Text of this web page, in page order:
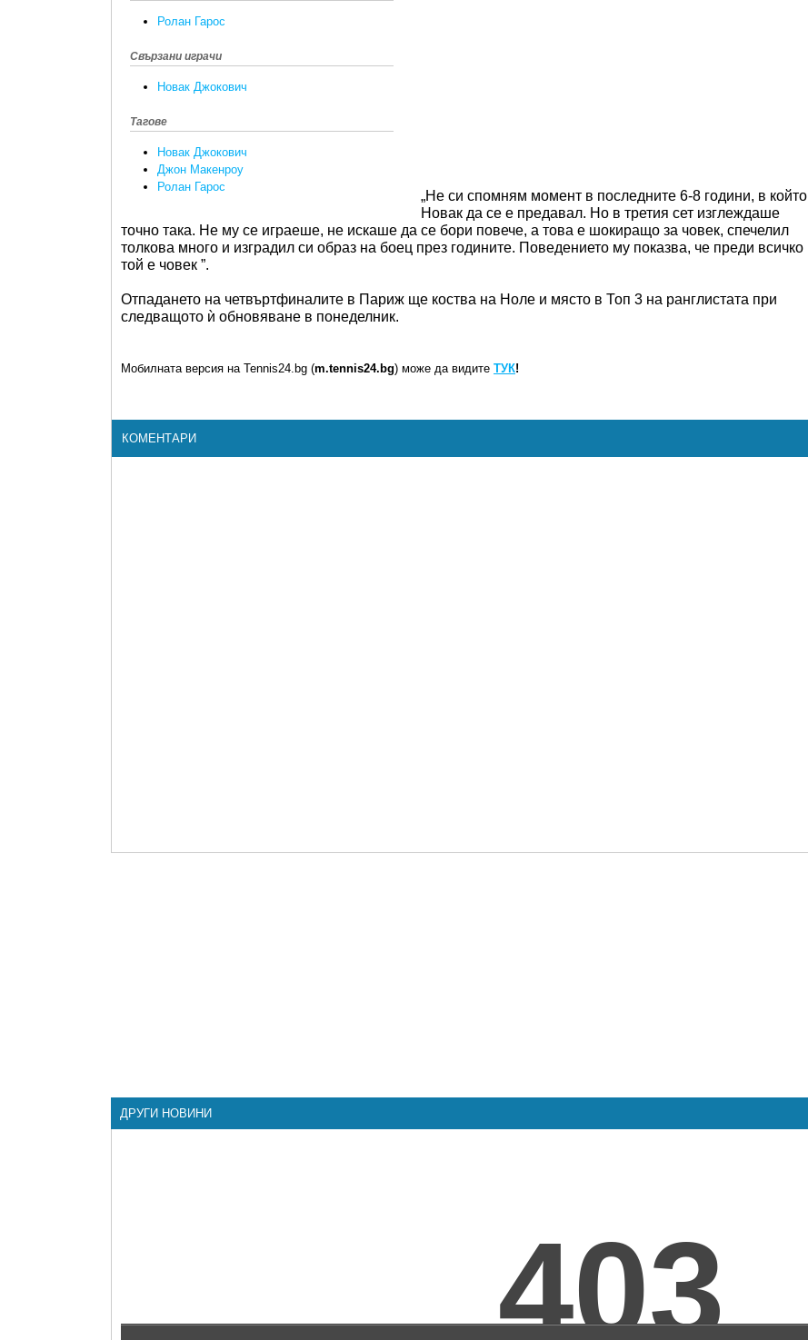
Ролан Гарос
Свързани играчи
Новак Джокович
Тагове
Новак Джокович
Джон Макенроу
Ролан Гарос
„Не си спомням момент в последните 6-8 години, в който
Новак да се е предавал. Но в третия сет изглеждаше
точно така. Не му се играеше, не искаше да се бори повече, а това е шокиращо за човек, спечелил
толкова много и изградил си образ на боец през годините. Поведението му показва, че преди всичко
той е човек ”.
Отпадането на четвъртфиналите в Париж ще коства на Ноле и място в Топ 3 на ранглистата при
следващото ѝ обновяване в понеделник.
Мобилната версия на Tennis24.bg (m.tennis24.bg) може да видите ТУК!
КОМЕНТАРИ
ДРУГИ НОВИНИ